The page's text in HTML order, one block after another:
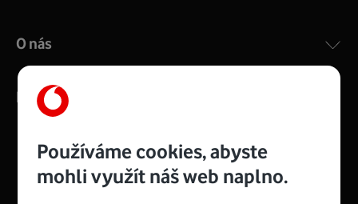
Používáme cookies, abyste
mohli využít náš web naplno.
O nás
Kontakty
ManagementRecruitmentTop
Platinové